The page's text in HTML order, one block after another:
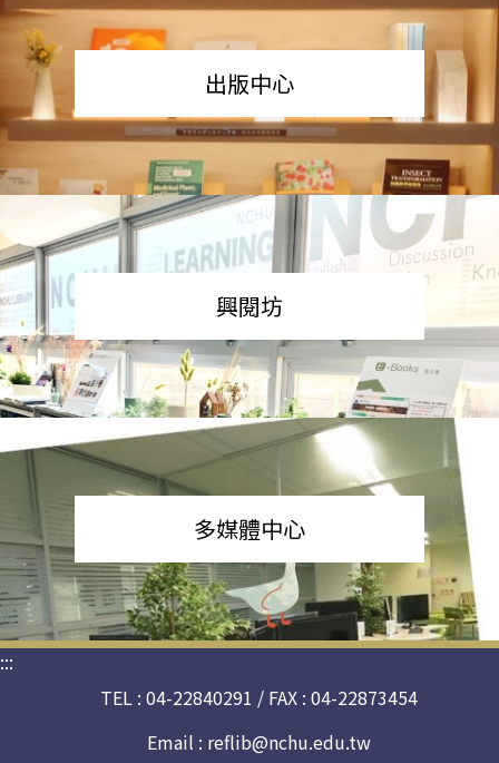
出版中心
興閱坊
多媒體中心
:::
TEL : 04-22840291 / FAX : 04-22873454
Email : reflib@nchu.edu.tw